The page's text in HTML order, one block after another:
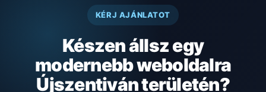
KÉRJ AJÁNLATOT
Készen állsz egy
modernebb weboldalra
Újszentiván területén?